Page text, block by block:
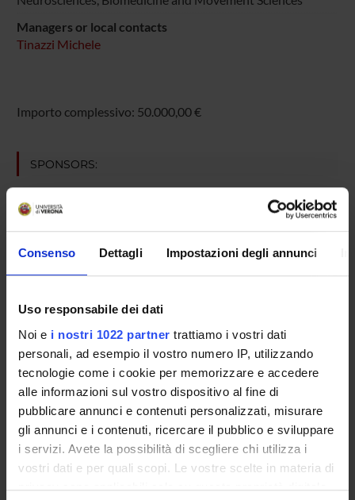
Consenso Dettagli Impostazioni degli annunci
Uso responsabile dei dati
Noi e i nostri 1022 partner trattiamo i vostri dati
personali, ad esempio il vostro numero IP, utilizzando
tecnologie come i cookie per memorizzare e accedere
alle informazioni sul vostro dispositivo al fine di
pubblicare annunci e contenuti personalizzati, misurare
gli annunci e i contenuti, ricercare il pubblico e sviluppare
i servizi. Avete la possibilità di scegliere chi utilizza i
vostri dati e per quali scopi. Le vostre scelte in materia di
privacy sono applicabili solo su questa proprietà digitale
Managers or local contacts
Tinazzi Michele
Importo complessivo: 50.000,00 €
SPONSORS:
Funds:assigned and managed by the department
Michele Tinazzi
Full Professor
SECTIONS
Neurology Section